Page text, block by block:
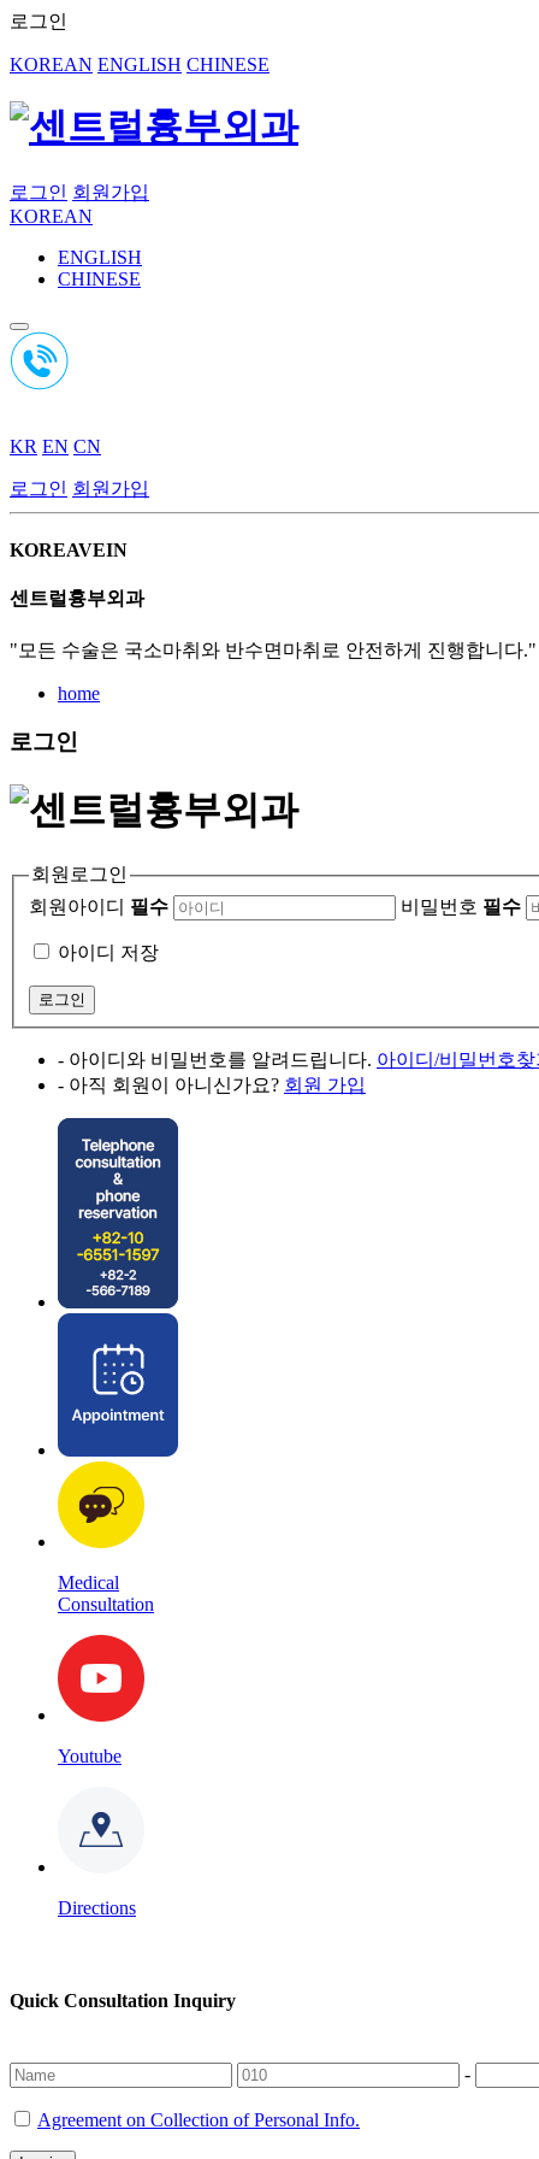
로그인
KOREAN ENGLISH CHINESE
로그인 회원가입
KOREAN
ENGLISH
CHINESE
KR EN CN
로그인 회원가입
KOREAVEIN
센트럴흉부외과
"모든 수술은 국소마취와 반수면마취로 안전하게 진행합니다."
home
로그인
회원로그인
회원아이디 필수 비밀번호 필수
아이디 저장
- 아이디와 비밀번호를 알려드립니다. 아이디/비밀번호찾
- 아직 회원이 아니신가요? 회원 가입
Medical
Consultation
Youtube
Directions
Quick Consultation Inquiry
-
Agreement on Collection of Personal Info.